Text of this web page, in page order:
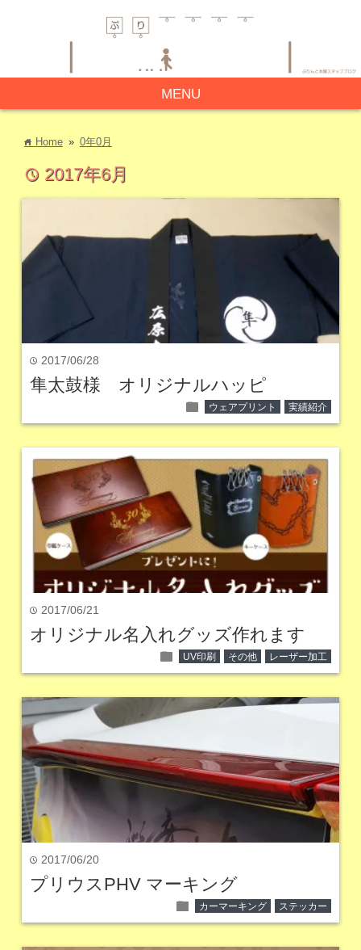
MENU
home Home » 0年0月
time 2017年6月
time 2017/06/28
隼太鼓様 オリジナルハッピ
folder ウェアプリント 実績紹介
time 2017/06/21
オリジナル名入れグッズ作れます
folder UV印刷 その他 レーザー加工
time 2017/06/20
プリウスPHV マーキング
folder カーマーキング ステッカー